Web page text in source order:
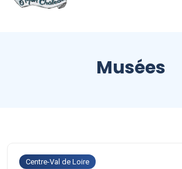
Musées
Centre-Val de Loire